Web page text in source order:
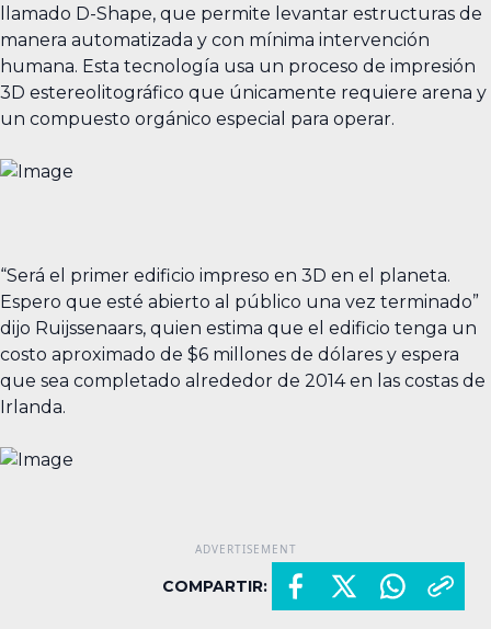
llamado D-Shape, que permite levantar estructuras de
manera automatizada y con mínima intervención
humana. Esta tecnología usa un proceso de impresión
3D estereolitográfico que únicamente requiere arena y
un compuesto orgánico especial para operar.
“Será el primer edificio impreso en 3D en el planeta.
Espero que esté abierto al público una vez terminado”
dijo Ruijssenaars, quien estima que el edificio tenga un
costo aproximado de $6 millones de dólares y espera
que sea completado alrededor de 2014 en las costas de
Irlanda.
COMPARTIR: